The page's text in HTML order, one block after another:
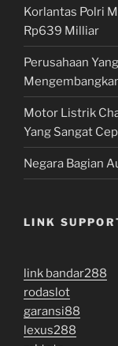
Korlantas Polri
Rp639 Milliar
Perusahaan
Motor Listrik
Yang Sangat
Negara Bagian
LINK
link bandar288
rodaslot
garansi88
lexus288